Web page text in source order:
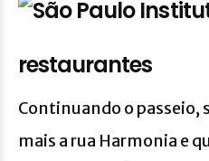
restaurantes
Continuando o passeio,
mais a rua Harmonia e